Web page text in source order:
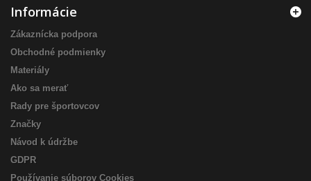
Informácie
Zákaznícka podpora
Obchodné podmienky
Materiály
Ako sa merať
Rady pre športovcov
Značky
Návod k údržbe
GDPR
Používanie súborov Cookies